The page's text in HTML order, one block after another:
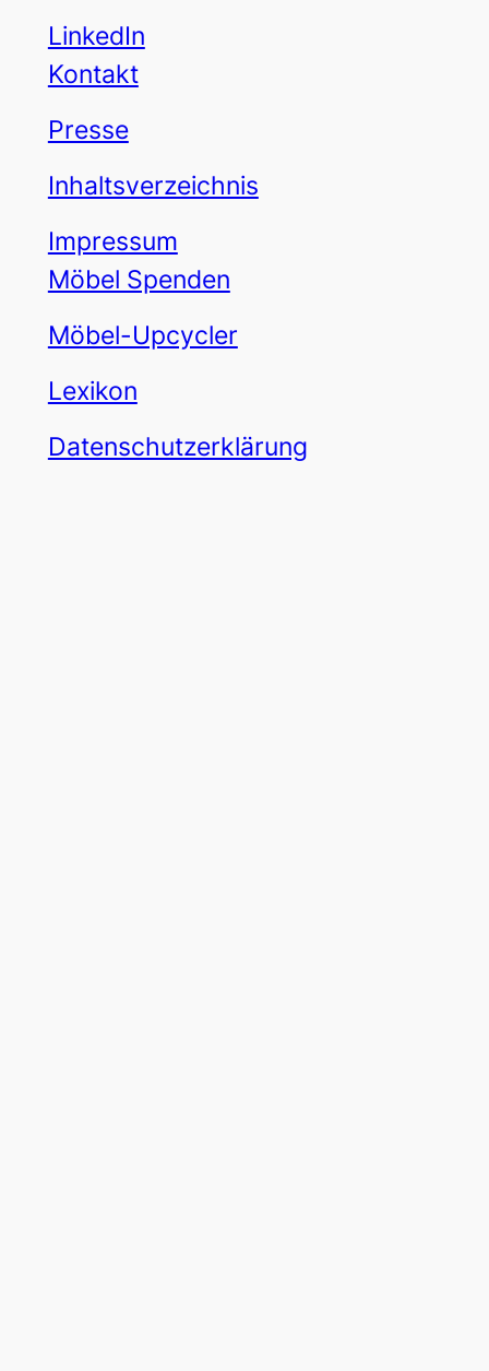
LinkedIn
Kontakt
Presse
Inhaltsverzeichnis
Impressum
Möbel Spenden
Möbel-Upcycler
Lexikon
Datenschutzerklärung